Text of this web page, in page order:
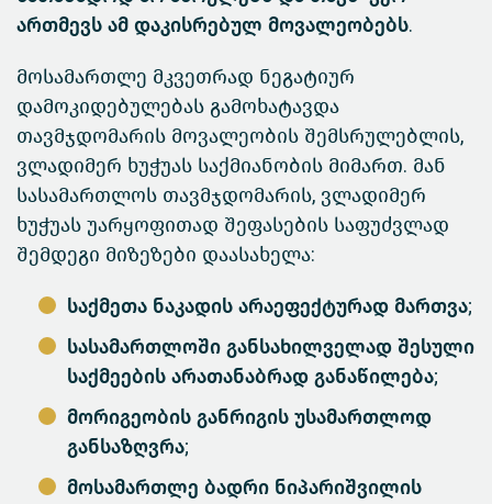
ართმევს ამ დაკისრებულ მოვალეობებს.
მოსამართლე მკვეთრად ნეგატიურ
დამოკიდებულებას გამოხატავდა
თავმჯდომარის მოვალეობის შემსრულებლის,
ვლადიმერ ხუჭუას საქმიანობის მიმართ. მან
სასამართლოს თავმჯდომარის, ვლადიმერ
ხუჭუას უარყოფითად შეფასების საფუძვლად
შემდეგი მიზეზები დაასახელა:
საქმეთა ნაკადის არაეფექტურად მართვა;
სასამართლოში განსახილველად შესული
საქმეების არათანაბრად განაწილება;
მორიგეობის განრიგის უსამართლოდ
განსაზღვრა;
მოსამართლე ბადრი ნიპარიშვილის